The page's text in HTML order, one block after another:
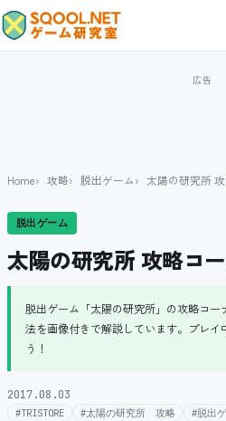
Home 攻略 脱出ゲーム 太陽の研究所
脱出ゲーム
太陽の研究所 攻略コ
脱出ゲーム「太陽の研究所」の攻略コ
法を画像付きで解説しています。プレイ
う！
2017.08.03
#TRISTORE #太陽の研究所 攻略
#脱出